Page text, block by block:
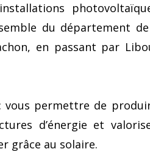
du département
en passant par
vous permettre de
d’énergie et
grâce au solaire.